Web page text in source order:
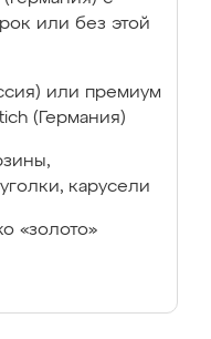
или без этой
или премиум
(Германия)
карусели
«золото»